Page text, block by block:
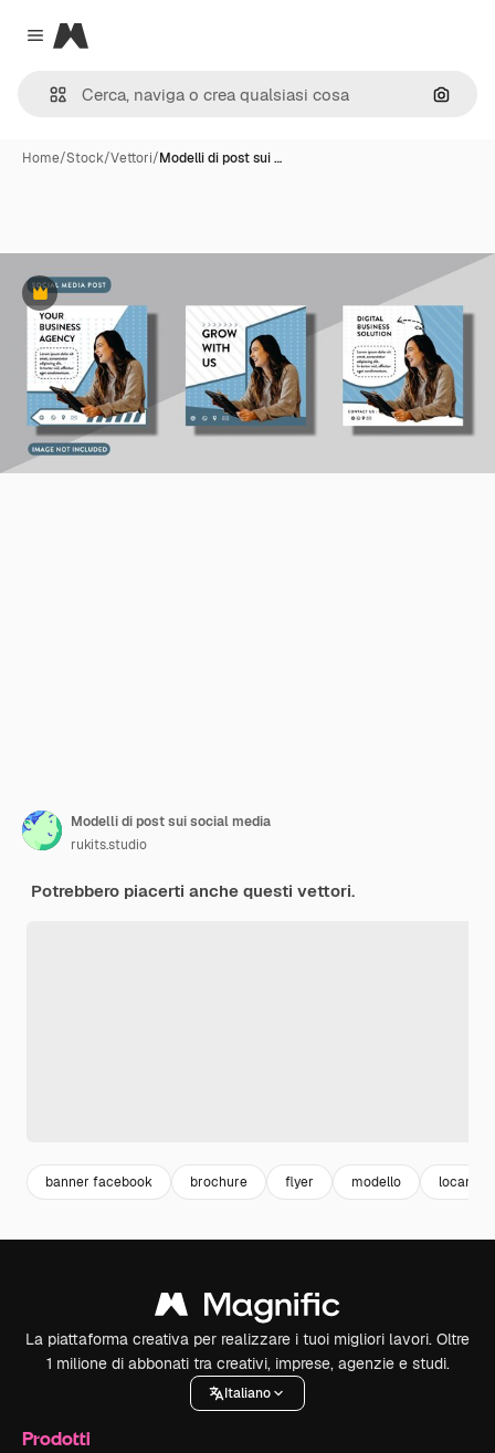
Close menu
Magnific
Cerca
Home/Stock/Vettori/Modelli di post sui …
Premium
Modelli di post sui social media
rukits.studio
Potrebbero piacerti anche questi vettori.
banner facebook brochure flyer modello
La piattaforma creativa per realizzare i tuoi migliori lavori. Oltre
1 milione di abbonati tra creativi, imprese, agenzie e studi.
Italiano
Prodotti